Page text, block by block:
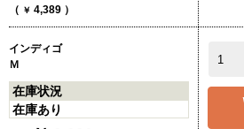
（ ￥ 4,389 ）
インディゴ
Ｍ
在庫状況
在庫あり